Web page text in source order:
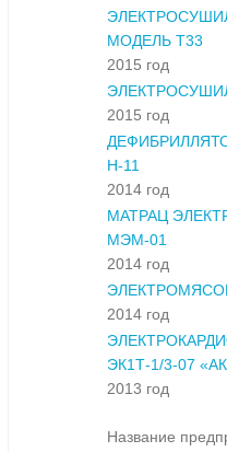
МОДЕЛЬ Т33
2015 год
2015 год
Н-11
2014 год
МАТРАЦ
МЭМ-01
2014 год
2014 год
ЭК1Т-1/3-07
2013 год
Название